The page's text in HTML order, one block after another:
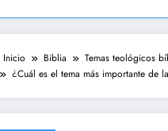
Inicio Biblia
Temas teológicos
¿Cuál es el tema más importante de